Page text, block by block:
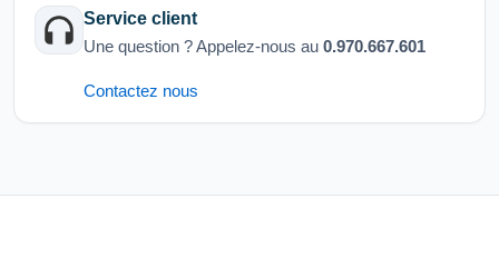
Service client
Une question ? Appelez-nous au 0.970.667.601
Contactez nous